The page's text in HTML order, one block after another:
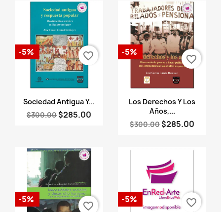
Vista rápida
Sociedad Antigua Y...
$300.00 $285.00
-5% favorite_border
Vista rápida
Los Derechos Y Los
Años,...
$300.00 $285.00
-5%
favorite_border
-5%
favorite_border
-5% favorite_border